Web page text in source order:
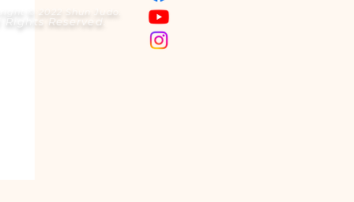
© 2022 Shun Judo.
Rights Reserved.